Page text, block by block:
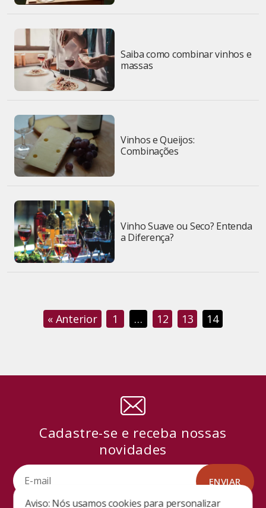
Saiba como combinar vinhos e
massas
Vinhos e Queijos:
Combinações
Vinho Suave ou Seco? Entenda
a Diferença?
« Anterior 1 … 12 13 14
Cadastre-se e receba nossas
novidades
Aviso: Nós usamos cookies para personalizar